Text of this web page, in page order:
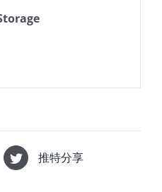
推特分享